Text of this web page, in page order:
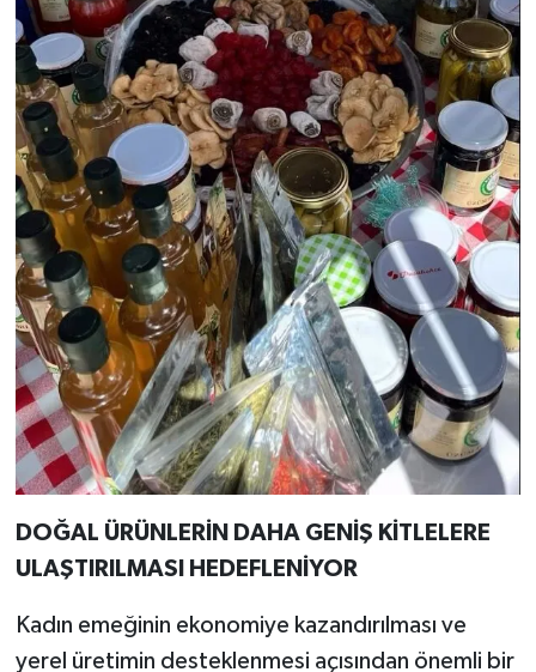
DOĞAL ÜRÜNLERİN DAHA GENİŞ KİTLELERE
ULAŞTIRILMASI HEDEFLENİYOR
Kadın emeğinin ekonomiye kazandırılması ve
yerel üretimin desteklenmesi açısından önemli bir